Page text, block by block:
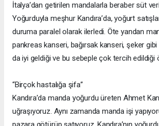
İtalya’dan getirilen mandalarla beraber süt
Yoğurduyla meşhur Kandıra’da, yoğurt
duruma paralel olarak ilerledi. Öte yandan
pankreas kanseri, bağırsak kanseri, şeker
da iyi geldiği ve bu sebeple çok tercih edildiği
“Birçok hastalığa şifa”
Kandıra’da manda yoğurdu üreten Ahmet
uğraşıyoruz. Aynı zamanda manda işi